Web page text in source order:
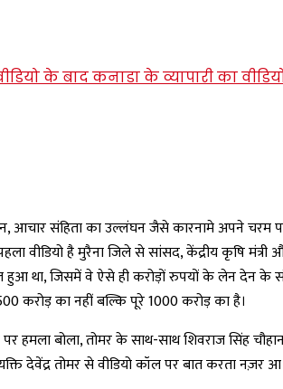
संहिता का उल्लंघन जैसे कारनामे अपने चरम पर
वीडियो है मुरैना जिले से सांसद, केंद्रीय कृषि
था, जिसमें वे ऐसे ही करोड़ों रुपयों के लेन देन के
करोड़ का नहीं बल्कि पूरे 1000 करोड़ का है।
हमला बोला, तोमर के साथ-साथ शिवराज सिंह
देवेंद्र तोमर से वीडियो कॉल पर बात करता